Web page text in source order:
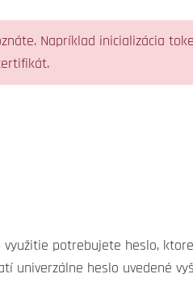
Napríklad inicializácia
potrebujete heslo,
univerzálne heslo uvedené